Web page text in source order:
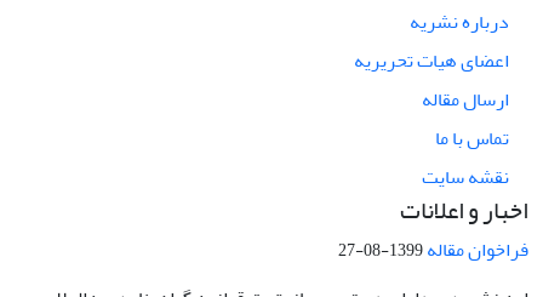
درباره نشریه
اعضای هیات تحریریه
ارسال مقاله
تماس با ما
نقشه سایت
اخبار و اعلانات
فراخوان مقاله1399-08-27